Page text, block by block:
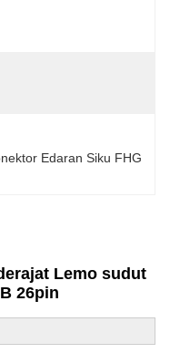
Edaran Siku FHG
Lemo sudut
26pin